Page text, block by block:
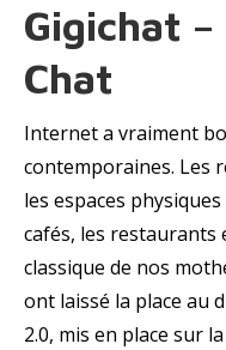
Gigichat
Chat
Internet a vraiment
contemporaines. Les
les espaces
cafés, les restaurants
classique de nos
ont laissé la place au
2.0, mis en place sur